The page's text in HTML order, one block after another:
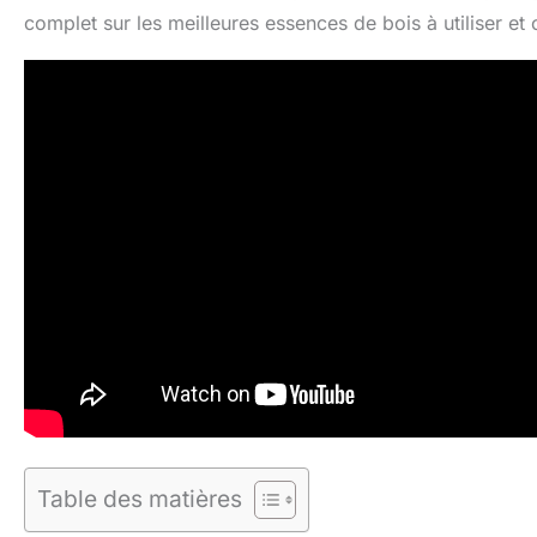
complet sur les meilleures essences de bois à utiliser et
Table des matières